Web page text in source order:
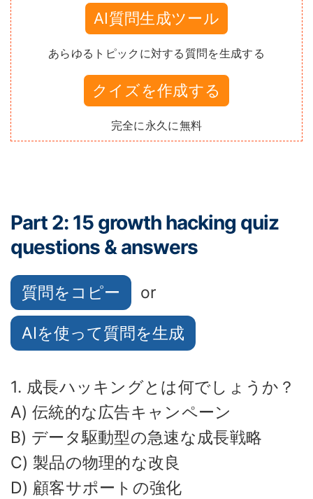
AI質問生成ツール
あらゆるトピックに対する質問を生成する
クイズを作成する
完全に永久に無料
Part 2: 15 growth hacking quiz
questions & answers
質問をコピー or
AIを使って質問を生成
1. 成長ハッキングとは何でしょうか？
A) 伝統的な広告キャンペーン
B) データ駆動型の急速な成長戦略
C) 製品の物理的な改良
D) 顧客サポートの強化